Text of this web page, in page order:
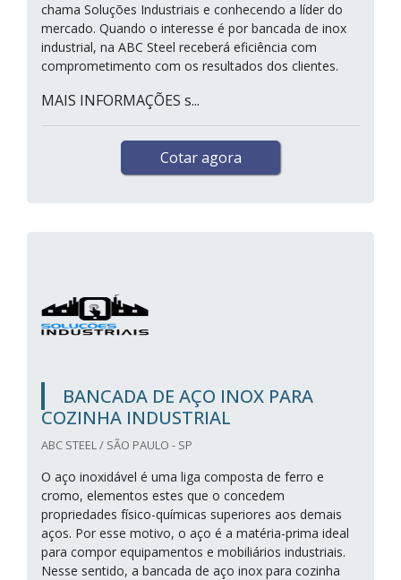
chama Soluções Industriais e conhecendo a líder do
mercado. Quando o interesse é por bancada de inox
industrial, na ABC Steel receberá eficiência com
comprometimento com os resultados dos clientes.
MAIS INFORMAÇÕES s...
Cotar agora
BANCADA DE AÇO INOX PARA
COZINHA INDUSTRIAL
ABC STEEL / SÃO PAULO - SP
O aço inoxidável é uma liga composta de ferro e
cromo, elementos estes que o concedem
propriedades físico-químicas superiores aos demais
aços. Por esse motivo, o aço é a matéria-prima ideal
para compor equipamentos e mobiliários industriais.
Nesse sentido, a bancada de aço inox para cozinha